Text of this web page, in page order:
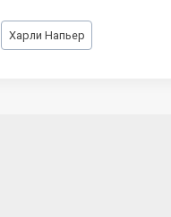
Метки
записи:
Харли Напьер